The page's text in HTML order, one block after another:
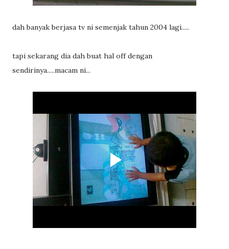
dah banyak berjasa tv ni semenjak tahun 2004 lagi.....
tapi sekarang dia dah buat hal off dengan
sendirinya.....macam ni...